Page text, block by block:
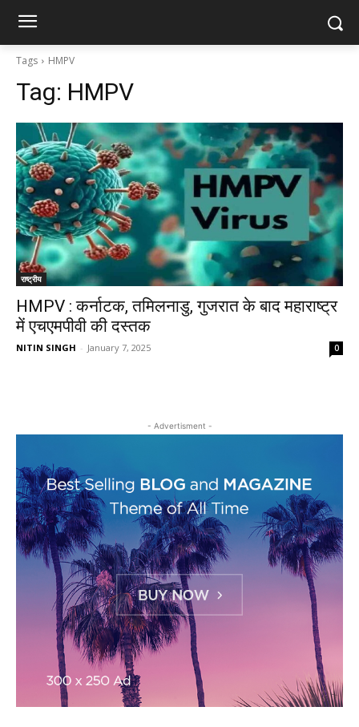
Tags HMPV
Tag: HMPV
राष्ट्रीय
HMPV : कर्नाटक, तमिलनाडु, गुजरात के बाद महाराष्ट्र
में एचएमपीवी की दस्तक
NITIN SINGH - January 7, 2025 0
- Advertisment -